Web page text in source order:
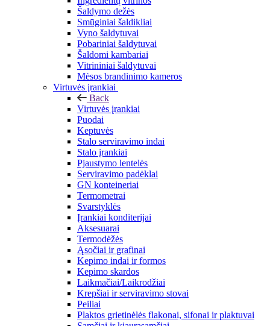
Šaldymo dežės
Smūginiai šaldikliai
Vyno šaldytuvai
Pobariniai šaldytuvai
Šaldomi kambariai
Vitrininiai šaldytuvai
Mėsos brandinimo kameros
Virtuvės įrankiai
Back
Virtuvės įrankiai
Puodai
Keptuvės
Stalo serviravimo indai
Stalo įrankiai
Pjaustymo lentelės
Serviravimo padėklai
GN konteineriai
Termometrai
Svarstyklės
Įrankiai konditerijai
Aksesuarai
Termodėžės
Ąsočiai ir grafinai
Kepimo indai ir formos
Kepimo skardos
Laikmačiai/Laikrodžiai
Krepšiai ir serviravimo stovai
Peiliai
Plaktos grietinėlės flakonai, sifonai ir plaktuvai